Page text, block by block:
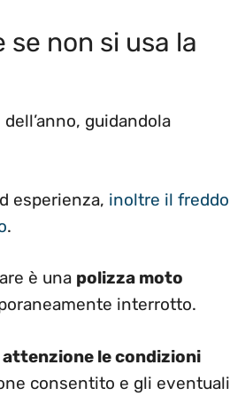
non si usa la
guidandola
esperienza, inoltre il freddo
.
è una polizza moto
interrotto.
le condizioni
consentito e gli eventuali